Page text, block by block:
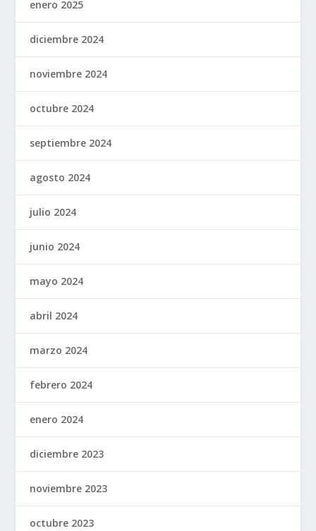
enero 2025
diciembre 2024
noviembre 2024
octubre 2024
septiembre 2024
agosto 2024
julio 2024
junio 2024
mayo 2024
abril 2024
marzo 2024
febrero 2024
enero 2024
diciembre 2023
noviembre 2023
octubre 2023